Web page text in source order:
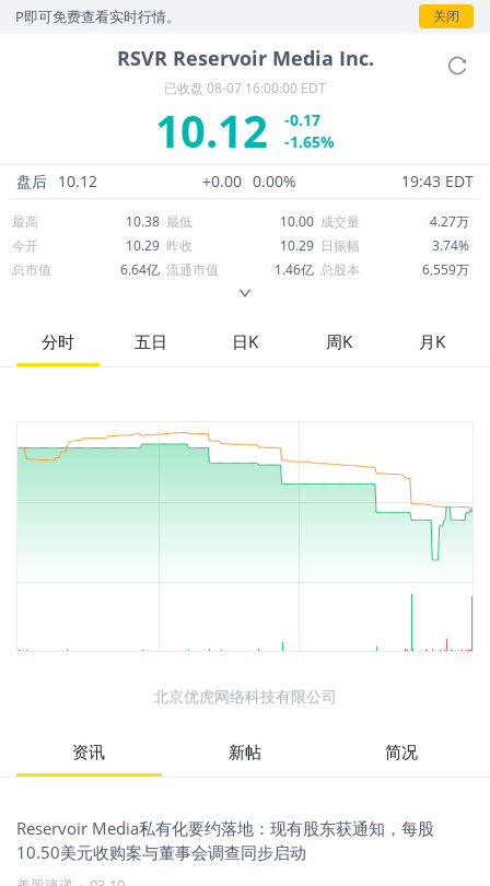
可免费查看实时行情。 关闭
RSVR Reservoir Media Inc.
已收盘 08-07 16:00:00 EDT
10.12
-0.17
-1.65%
盘后 10.12 +0.00 0.00% 19:43 EDT
最高 10.38 最低 10.00 成交量
4.27万
今开
10.29 昨收 10.29 日振幅
3.74%
总市值
6.64亿 流通市值 1.46亿 总股本
6,559万
52周最高
13.39 市盈率
80.22
股息
分时 五日 日K 周K 月K
北京优虎网络科技有限公司
资讯 新帖 简况
Reservoir Media私有化要约落地：现有股东获通知，每股
10.50美元收购案与董事会调查同步启动